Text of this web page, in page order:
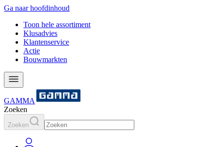
Ga naar hoofdinhoud
Toon hele assortiment
Klusadvies
Klantenservice
Actie
Bouwmarkten
GAMMA
Zoeken
Zoeken